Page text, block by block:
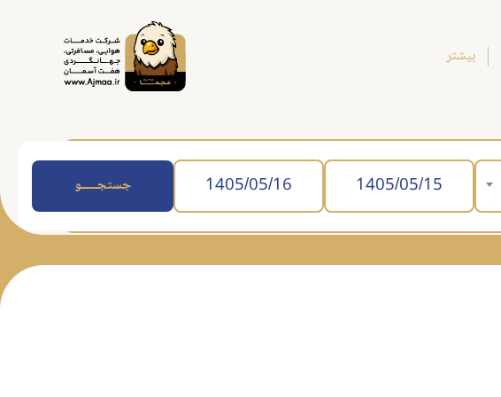
بیشتر
جستجــــــو